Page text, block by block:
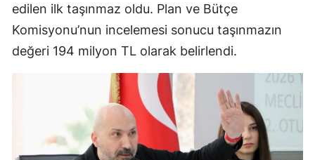
edilen ilk taşınmaz oldu. Plan ve Bütçe
Komisyonu’nun incelemesi sonucu taşınmazın
değeri 194 milyon TL olarak belirlendi.